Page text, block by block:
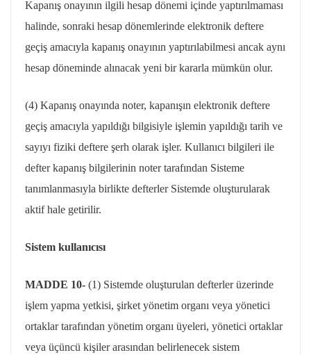
Kapanış onayının ilgili hesap dönemi içinde yaptırılmaması
halinde, sonraki hesap dönemlerinde elektronik deftere
geçiş amacıyla kapanış onayının yaptırılabilmesi ancak aynı
hesap döneminde alınacak yeni bir kararla mümkün olur.
(4) Kapanış onayında noter, kapanışın elektronik deftere
geçiş amacıyla yapıldığı bilgisiyle işlemin yapıldığı tarih ve
sayıyı fiziki deftere şerh olarak işler. Kullanıcı bilgileri ile
defter kapanış bilgilerinin noter tarafından Sisteme
tanımlanmasıyla birlikte defterler Sistemde oluşturularak
aktif hale getirilir.
Sistem kullanıcısı
MADDE 10- (1) Sistemde oluşturulan defterler üzerinde
işlem yapma yetkisi, şirket yönetim organı veya yönetici
ortaklar tarafından yönetim organı üyeleri, yönetici ortaklar
veya üçüncü kişiler arasından belirlenecek sistem